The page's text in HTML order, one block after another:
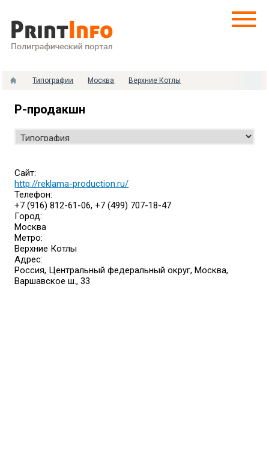
Типографии Москва Верхние Котлы
Р-продакшн
Сайт:
http://reklama-production.ru/
Телефон:
+7 (916) 812-61-06, +7 (499) 707-18-47
Город:
Москва
Метро:
Верхние Котлы
Адрес:
Россия, Центральный федеральный округ, Москва,
Варшавское ш., 33